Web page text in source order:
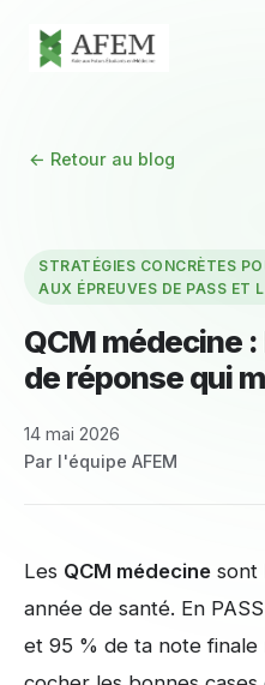
← Retour au blog
STRATÉGIES CONCRÈTES
AUX ÉPREUVES DE PASS ET
QCM médecine
de réponse qui
14 mai 2026
Par l'équipe AFEM
Les QCM médecine sont
année de santé. En
et 95 % de ta note